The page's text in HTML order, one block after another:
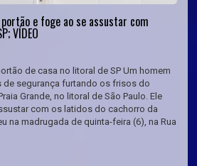
e foge ao se assustar com
VÍDEO
de casa no litoral de SP Um homem
segurança furtando os frisos do
Grande, no litoral de São Paulo. Ele
com os latidos do cachorro da
na madrugada de quinta-feira (6), na Rua